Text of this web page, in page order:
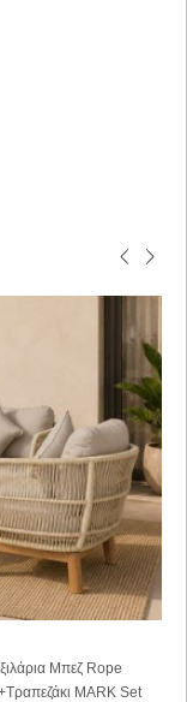
Μπεζ Rope
MARK Set